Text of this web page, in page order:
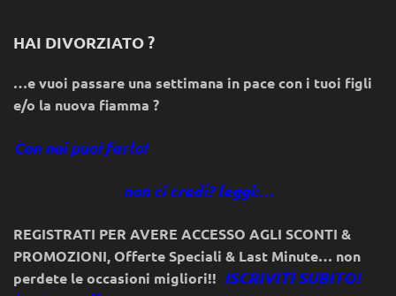
HAI DIVORZIATO ?
…e vuoi passare una settimana in pace con i tuoi figli
e/o la nuova fiamma ?
Con noi puoi farlo!
non ci credi? leggi:…
REGISTRATI PER AVERE ACCESSO AGLI SCONTI &
PROMOZIONI,Offerte Speciali & Last Minute… non
perdete le occasioni migliori!! ISCRIVITI SUBITO!